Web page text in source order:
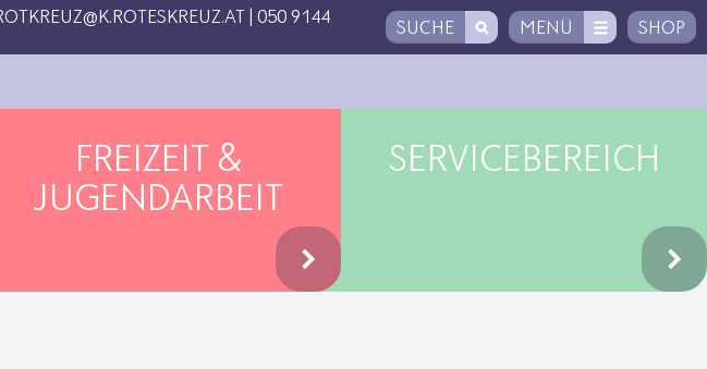
050 9144
SUCHE MENÜ SHOP
FREIZEIT &
JUGENDARBEIT
SERVICEBEREICH